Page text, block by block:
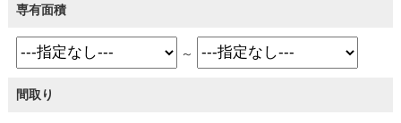
専有面積
～
間取り